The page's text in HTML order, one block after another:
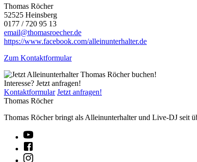
Thomas Röcher
52525 Heinsberg
0177 / 720 95 13
email@thomasroecher.de
https://www.facebook.com/alleinunterhalter.de
Zum Kontaktformular
Interesse? Jetzt anfragen!
Kontaktformular Jetzt anfragen!
Thomas Röcher
Thomas Röcher bringt als Alleinunterhalter und Live-DJ seit